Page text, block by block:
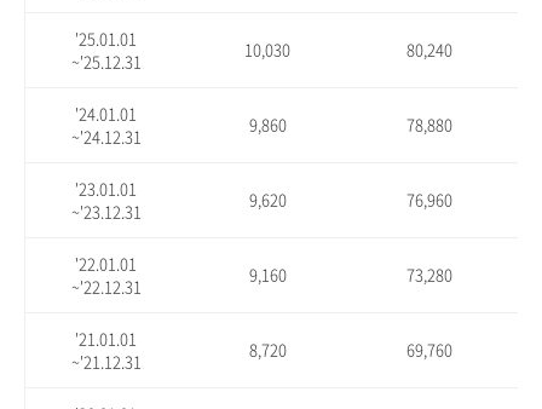
'25.01.01
~'25.12.31
10,030 80,240
'24.01.01
~'24.12.31
9,860 78,880
'23.01.01
~'23.12.31
9,620 76,960
'22.01.01
~'22.12.31
9,160 73,280
'21.01.01
~'21.12.31
8,720 69,760